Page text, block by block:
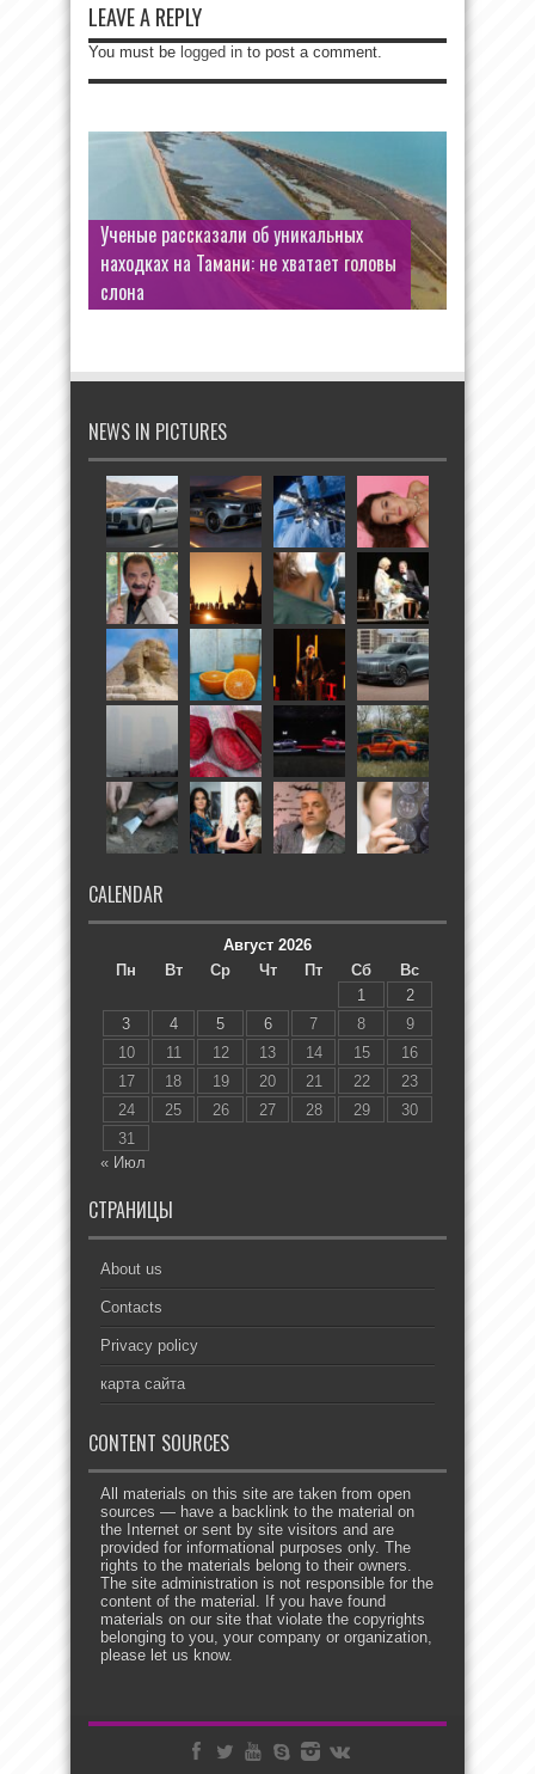
LEAVE A REPLY
You must be logged in to post a comment.
Ученые рассказали об уникальных
находках на Тамани: не хватает головы
слона
NEWS IN PICTURES
CALENDAR
Август 2026
Пн
Вт Ср Чт Пт Сб
Вс
1
2
3
4 5 6 7 8
9
10
11 12 13 14 15
16
17
18 19 20 21 22
23
24
25 26 27 28 29
30
31
« Июл
СТРАНИЦЫ
About us
Contacts
Privacy policy
карта сайта
CONTENT SOURCES
All materials on this site are taken from open
sources — have a backlink to the material on
the Internet or sent by site visitors and are
provided for informational purposes only. The
rights to the materials belong to their owners.
The site administration is not responsible for the
content of the material. If you have found
materials on our site that violate the copyrights
belonging to you, your company or organization,
please let us know.